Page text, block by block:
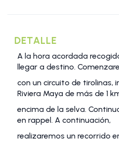
DETALLE
A la hora acordada
llegar a destino.
con un circuito de tirolinas,
Riviera Maya de más de 1
encima de la selva.
en rappel. A continuación,
realizaremos un recorrido